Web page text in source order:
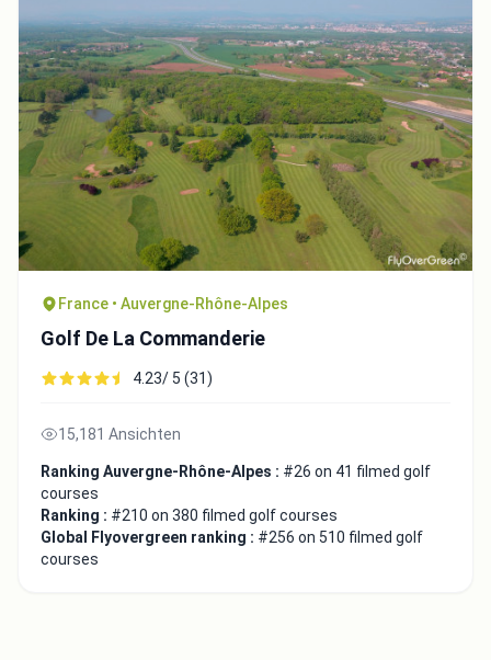
France • Auvergne-Rhône-Alpes
Golf De La Commanderie
4.23/ 5 (31)
15,181 Ansichten
Ranking Auvergne-Rhône-Alpes : #26 on 41 filmed golf
courses
Ranking : #210 on 380 filmed golf courses
Global Flyovergreen ranking : #256 on 510 filmed golf
courses